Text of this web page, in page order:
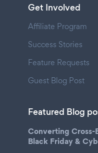
Get Involved
Affiliate Program
Success Stories
Feature Requests
Guest Blog Post
Featured Blog
Converting Cross-
Black Friday &